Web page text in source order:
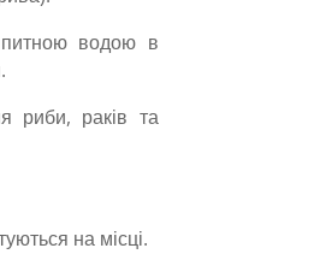
питною водою в
риби, раків та
на місці.